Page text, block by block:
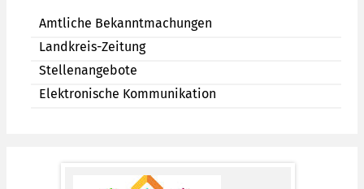
Amtliche Bekanntmachungen
Landkreis-Zeitung
Stellenangebote
Elektronische Kommunikation